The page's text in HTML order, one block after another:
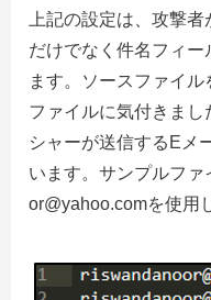
上記の設定は、攻撃
だけでなく件名フィ
ます。
ソースファイル
ファイルに気付きまし
シャーが送信するEメ
います。 サンプルファ
or@yahoo.comを使用